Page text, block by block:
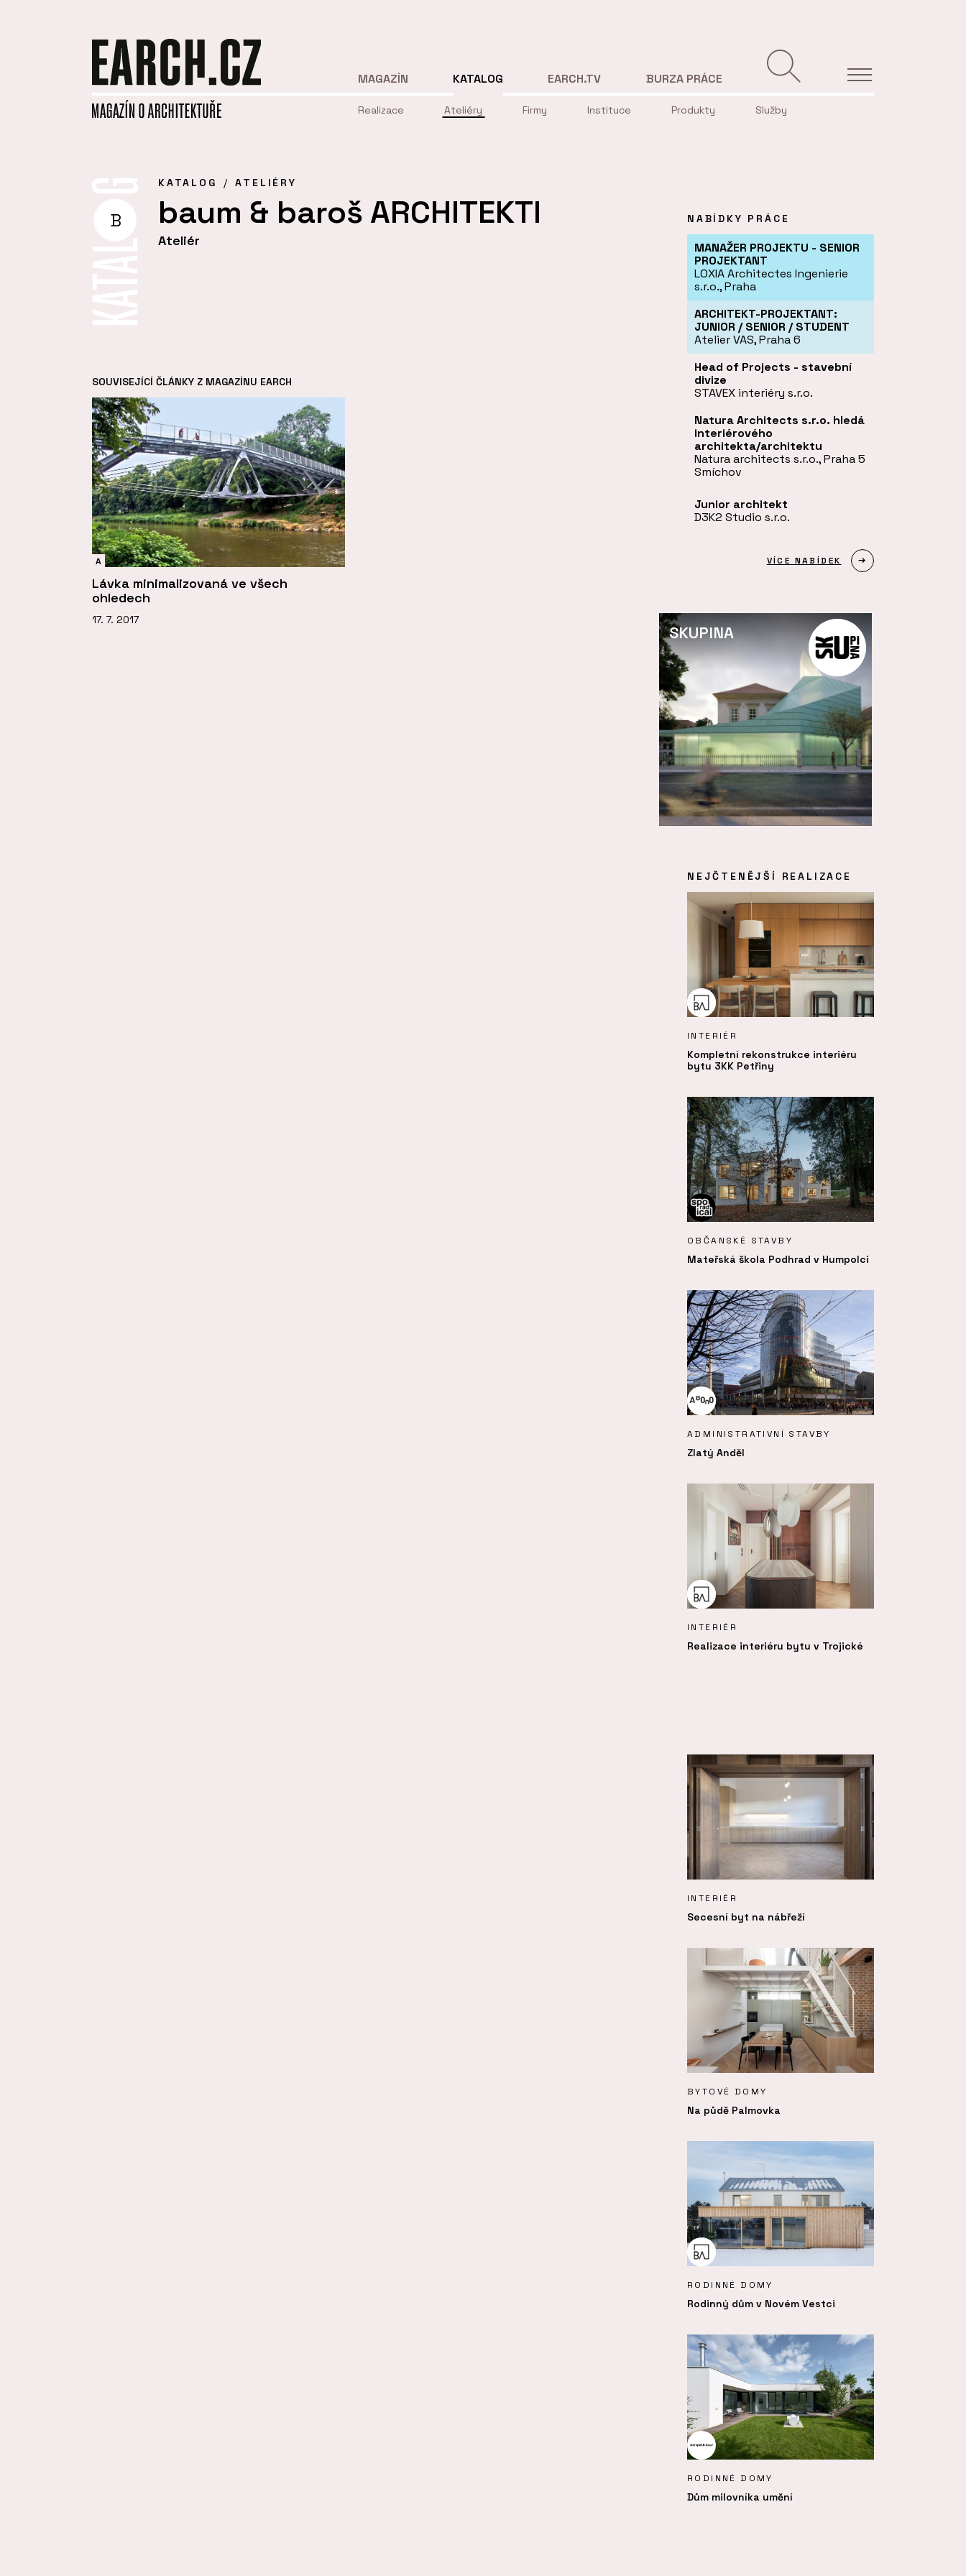
MAGAZÍN KATALOG
Realizace Ateliéry Firmy Instituce Produkty Služby
EARCH.TV BURZA PRÁCE
B
KATALOG ATELIÉRY
baum & baroš ARCHITEKTI
Ateliér
SOUVISEJÍCÍ ČLÁNKY Z MAGAZÍNU EARCH
A
Lávka minimalizovaná ve všech
ohledech
17. 7. 2017
NABÍDKY PRÁCE
MANAŽER PROJEKTU - SENIOR
PROJEKTANT
LOXIA Architectes Ingenierie
s.r.o., Praha
ARCHITEKT-PROJEKTANT:
JUNIOR / SENIOR / STUDENT
Atelier VAS, Praha 6
Head of Projects - stavební
divize
STAVEX interiéry s.r.o.
Natura Architects s.r.o. hledá
interiérového
architekta/architektu
Natura architects s.r.o., Praha 5
Smíchov
Junior architekt
D3K2 Studio s.r.o.
VÍCE NABÍDEK
SKUPINA
NEJČTENĚJŠÍ REALIZACE
INTERIÉR
Kompletní rekonstrukce interiéru
bytu 3KK Petřiny
OBČANSKÉ STAVBY
Mateřská škola Podhrad v Humpolci
ADMINISTRATIVNÍ STAVBY
Zlatý Anděl
INTERIÉR
Realizace interiéru bytu v Trojické
INTERIÉR
Secesní byt na nábřeží
BYTOVÉ DOMY
Na půdě Palmovka
RODINNÉ DOMY
Rodinný dům v Novém Vestci
RODINNÉ DOMY
Dům milovníka umění